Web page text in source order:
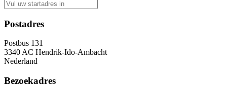
Postadres
Postbus 131
3340 AC Hendrik-Ido-Ambacht
Nederland
Bezoekadres